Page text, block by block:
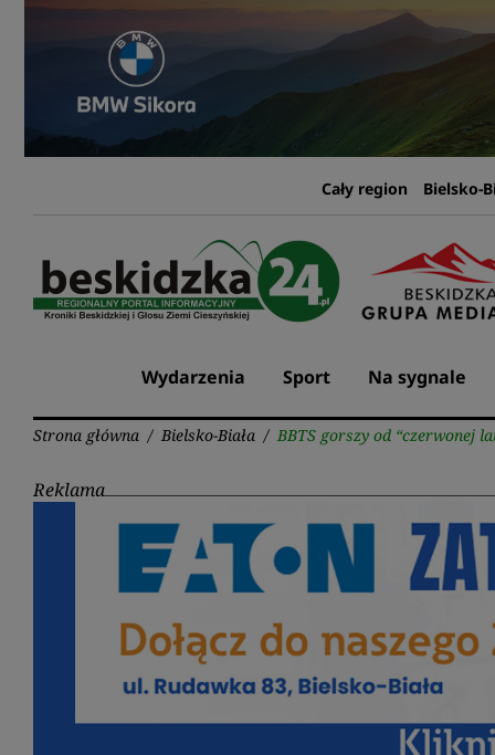
Przejdź
Cały region Bielsko-
Wydarzenia Sport Na sygnale
Strona główna / Bielsko-Biała / BBTS gorszy od “czerwonej
Reklama